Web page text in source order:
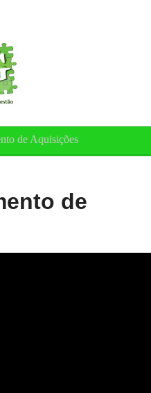
de Aquisições
de